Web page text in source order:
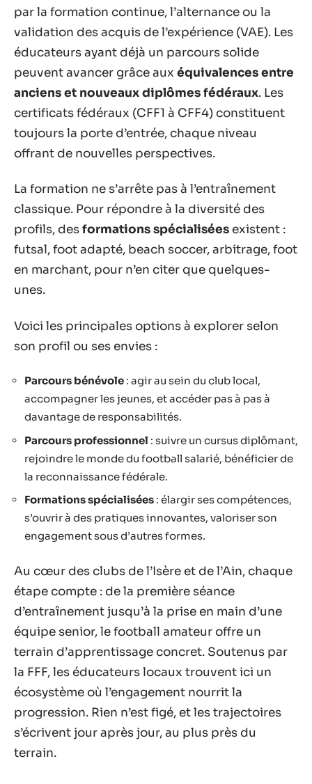
par la formation continue, l’alternance ou la
validation des acquis de l’expérience (VAE). Les
éducateurs ayant déjà un parcours solide
peuvent avancer grâce aux équivalences entre
anciens et nouveaux diplômes fédéraux. Les
certificats fédéraux (CFF1 à CFF4) constituent
toujours la porte d’entrée, chaque niveau
offrant de nouvelles perspectives.
La formation ne s’arrête pas à l’entraînement
classique. Pour répondre à la diversité des
profils, desformations spécialisées existent :
futsal, foot adapté, beach soccer, arbitrage, foot
en marchant, pour n’en citer que quelques-
unes.
Voici les principales options à explorer selon
son profil ou ses envies :
Parcours bénévole : agir au sein du club local,
accompagner les jeunes, et accéder pas à pas à
davantage de responsabilités.
Parcours professionnel : suivre un cursus diplômant,
rejoindre le monde du football salarié, bénéficier de
la reconnaissance fédérale.
Formations spécialisées : élargir ses compétences,
s’ouvrir à des pratiques innovantes, valoriser son
engagement sous d’autres formes.
Au cœur des clubs de l’Isère et de l’Ain, chaque
étape compte : de la première séance
d’entraînement jusqu’à la prise en main d’une
équipe senior, le football amateur offre un
terrain d’apprentissage concret. Soutenus par
la FFF, les éducateurs locaux trouvent ici un
écosystème où l’engagement nourrit la
progression. Rien n’est figé, et les trajectoires
s’écrivent jour après jour, au plus près du
terrain.